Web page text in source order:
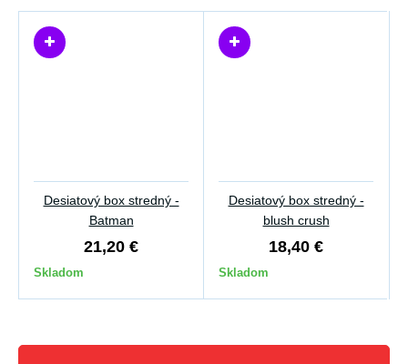
Desiatový box stredný -
Batman
21,20 €
Skladom
Desiatový box stredný -
blush crush
18,40 €
Skladom